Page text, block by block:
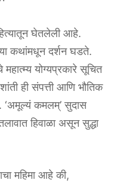
घेतलेली आहे.
कथांमधून दर्शन घडते.
योग्यप्रकारे सूचित
ही संपत्ती आणि भौतिक
‘अमूल्यं कमलम्’ सुदास
हिवाळा असून सुद्धा
महिमा आहे की,